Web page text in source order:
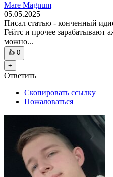
Mare Magnum
05.05.2025
Писал статью - конченный
Гейтс и прочее зарабатывают
можно...
👍 0
+
Ответить
Скопировать ссылку
Пожаловаться